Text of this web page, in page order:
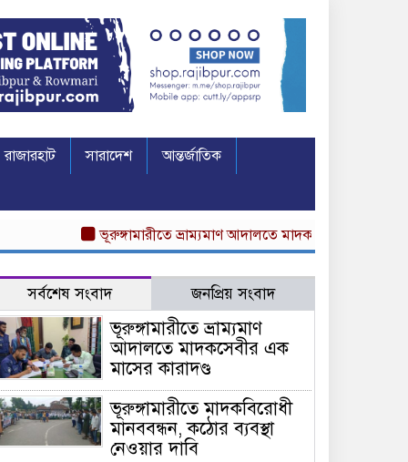
রাজারহাট সারাদেশ
আন্তর্জাতিক
ভূরুঙ্গামারীতে ভ্রাম্যমাণ আদালতে মাদকসেবীর এক মাসের
সর্বশেষ সংবাদ জনপ্রিয় সংবাদ
ভূরুঙ্গামারীতে ভ্রাম্যমাণ
আদালতে মাদকসেবীর এক
মাসের কারাদণ্ড
ভূরুঙ্গামারীতে মাদকবিরোধী
মানববন্ধন, কঠোর ব্যবস্থা
নেওয়ার দাবি